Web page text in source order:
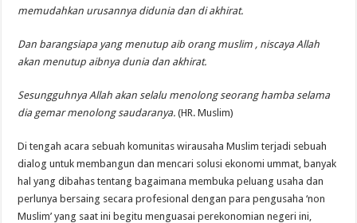
memudahkan urusannya didunia dan di akhirat.
Dan barangsiapa yang menutup aib orang muslim , niscaya Allah
akan menutup aibnya dunia dan akhirat.
Sesungguhnya Allah akan selalu menolong seorang hamba selama
dia gemar menolong saudaranya. (HR. Muslim)
Di tengah acara sebuah komunitas wirausaha Muslim terjadi sebuah
dialog untuk membangun dan mencari solusi ekonomi ummat, banyak
hal yang dibahas tentang bagaimana membuka peluang usaha dan
perlunya bersaing secara profesional dengan para pengusaha ‘non
Muslim’ yang saat ini begitu menguasai perekonomian negeri ini,